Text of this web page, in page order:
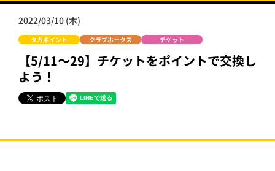
2022/03/10 (木)
タカポイント クラブホークス チケット
【5/11～29】チケットをポイントで交換し
よう！